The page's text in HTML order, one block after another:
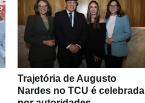
Trajetória de Augusto
Nardes no TCU é celebrada